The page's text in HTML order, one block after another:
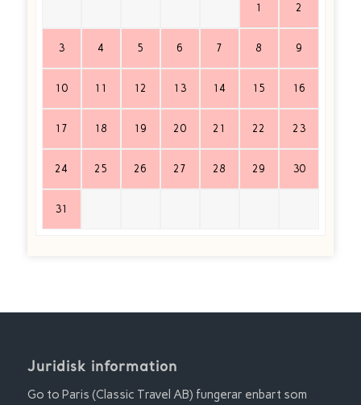
1 2
3 4 5 6 7 8 9
10 11 12 13 14 15 16
17 18 19 20 21 22 23
24 25 26 27 28 29 30
31
Juridisk information
Go to Paris (Classic Travel AB) fungerar enbart som